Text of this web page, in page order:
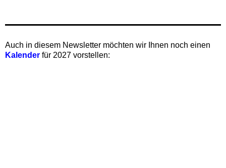
Auch i‍n diesem Newsletter möchten wir Ihnen noch einen
Kalender für 2027 vorstellen: